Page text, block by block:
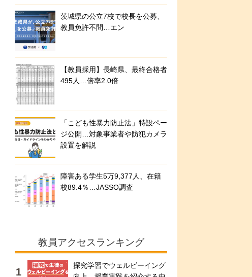
茨城県の公立7校で校長を公募、
教員免許不問…エン
【教員採用】長崎県、最終合格者
495人…倍率2.0倍
「こども性暴力防止法」特設ペー
ジ公開…対象事業者や防犯カメラ
設置を解説
障害ある学生5万9,377人、在籍
校89.4％…JASSO調査
教員アクセスランキング
探究学習でウェルビーイング